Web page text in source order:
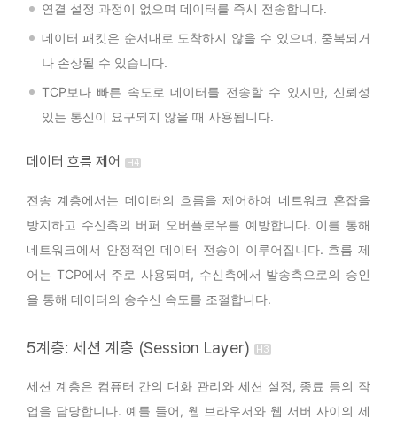
연결 설정 과정이 없으며 데이터를 즉시 전송합니다.
데이터 패킷은 순서대로 도착하지 않을 수 있으며, 중복되거
나 손상될 수 있습니다.
TCP보다 빠른 속도로 데이터를 전송할 수 있지만, 신뢰성
있는 통신이 요구되지 않을 때 사용됩니다.
데이터 흐름 제어
전송 계층에서는 데이터의 흐름을 제어하여 네트워크 혼잡을
방지하고 수신측의 버퍼 오버플로우를 예방합니다. 이를 통해
네트워크에서 안정적인 데이터 전송이 이루어집니다. 흐름 제
어는 TCP에서 주로 사용되며, 수신측에서 발송측으로의 승인
을 통해 데이터의 송수신 속도를 조절합니다.
5계층: 세션 계층 (Session Layer)
세션 계층은 컴퓨터 간의 대화 관리와 세션 설정, 종료 등의 작
업을 담당합니다. 예를 들어, 웹 브라우저와 웹 서버 사이의 세